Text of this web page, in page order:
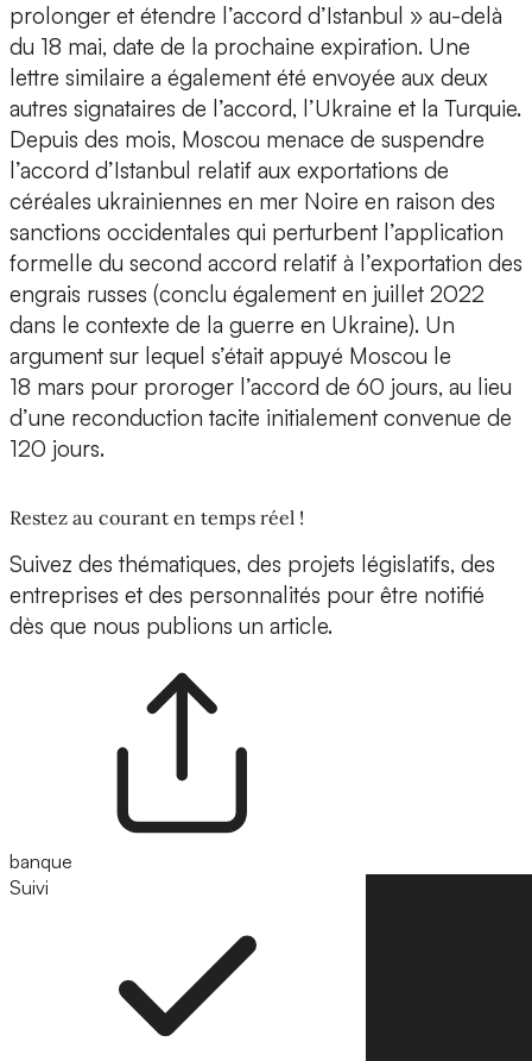
prolonger et étendre l’accord d’Istanbul » au-delà
du 18 mai, date de la prochaine expiration. Une
lettre similaire a également été envoyée aux deux
autres signataires de l’accord, l’Ukraine et la Turquie.
Depuis des mois, Moscou menace de suspendre
l’accord d’Istanbul relatif aux exportations de
céréales ukrainiennes en mer Noire en raison des
sanctions occidentales qui perturbent l’application
formelle du second accord relatif à l’exportation des
engrais russes (conclu également en juillet 2022
dans le contexte de la guerre en Ukraine). Un
argument sur lequel s’était appuyé Moscou le
18 mars pour proroger l’accord de 60 jours, au lieu
d’une reconduction tacite initialement convenue de
120 jours.
Restez au courant en temps réel !
Suivez des thématiques, des projets législatifs, des
entreprises et des personnalités pour être notifié
dès que nous publions un article.
banque
Suivi